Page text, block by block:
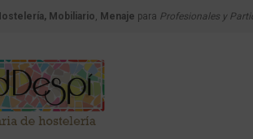
Mobiliario, Menaje para Profesionales y